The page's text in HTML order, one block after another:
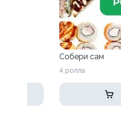
Собери сам
4 ролла